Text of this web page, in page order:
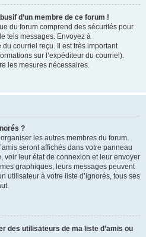
d’un membre de ce forum !
du forum comprend des sécurités pour
tels messages. Envoyez à
du courriel reçu. Il est très important
sur l’expéditeur du courriel).
les mesures nécessaires.
?
les autres membres du forum.
seront affichés dans votre panneau
voir leur état de connexion et leur envoyer
graphiques, leurs messages peuvent
utilisateur à votre liste d’ignorés, tous ses
des utilisateurs de ma liste d’amis ou